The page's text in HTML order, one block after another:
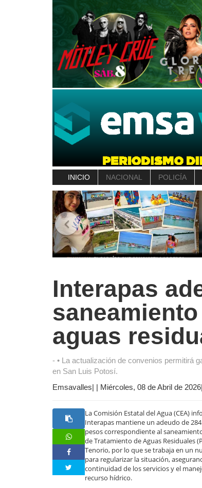
INICIO NACIONAL POLICÍA
Interapas
aguas
- • La actualización de convenios permitirá
en San Luis Potosí.
Emsavalles| | Miércoles, 08 de Abril de 2026|
La Comisión Estatal del Agua (CEA)
Interapas mantiene un adeudo de
pesos correspondiente al
de Tratamiento de Aguas Residuales
Tenorio, por lo que se trabaja en un
para regularizar la situación,
continuidad de los servicios y el
recurso hídrico.